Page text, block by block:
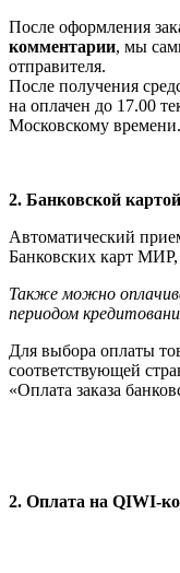
После оформления
комментарии, мы
отправителя.
После получения
на оплачен до 17.00
Московскому времени.
2. Банковской картой
Автоматический
Банковских карт
Также можно
периодом
Для выбора оплаты
соответствующей
«Оплата заказа
2. Оплата на QIWI-